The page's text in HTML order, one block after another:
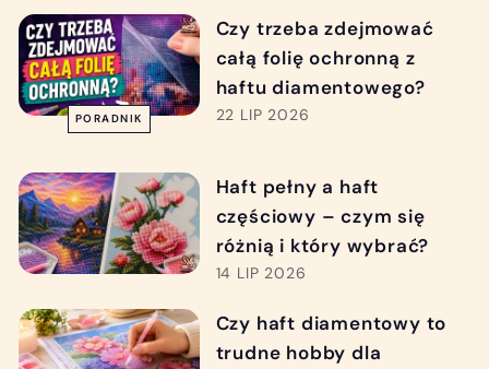
PORADNIK
Czy trzeba zdejmować
całą folię ochronną z
haftu diamentowego?
22 LIP 2026
Haft pełny a haft
częściowy – czym się
różnią i który wybrać?
14 LIP 2026
Czy haft diamentowy to
trudne hobby dla